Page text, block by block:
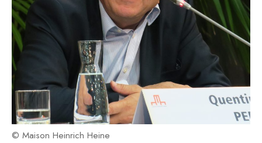
© Maison Heinrich Heine